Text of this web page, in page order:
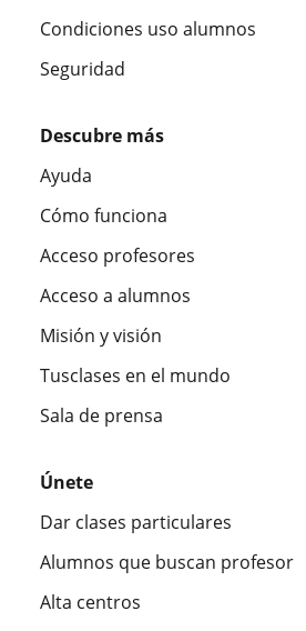
Condiciones uso alumnos
Seguridad
Descubre más
Ayuda
Cómo funciona
Acceso profesores
Acceso a alumnos
Misión y visión
Tusclases en el mundo
Sala de prensa
Únete
Dar clases particulares
Alumnos que buscan profesor
Alta centros